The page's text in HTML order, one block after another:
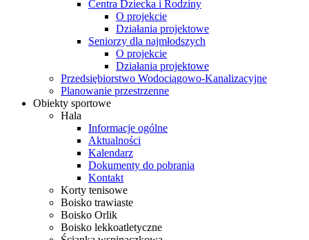
Centra Dziecka i Rodziny
O projekcie
Działania projektowe
Seniorzy dla najmłodszych
O projekcie
Działania projektowe
Przedsiębiorstwo Wodociągowo-Kanalizacyjne
Planowanie przestrzenne
Obiekty sportowe
Hala
Informacje ogólne
Aktualności
Kalendarz
Dokumenty do pobrania
Kontakt
Korty tenisowe
Boisko trawiaste
Boisko Orlik
Boisko lekkoatletyczne